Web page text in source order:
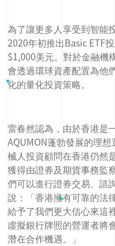
為了讓更多人享受到智能
2020年初推出Basic ETF
$1,000美元。對於金融機
會透過環球資產配置為他
化的量化投資策略。
雷春然認為，由於香港是
AQUMON蓬勃發展的理
械人投資顧問在香港仍然
獲得由證券及期貨事務監
們可以進行證券交易、諮
說：「香港擁有可靠的法
給予了我們更大信心來這
虛擬銀行牌照的營運者將
潛在合作機遇。」